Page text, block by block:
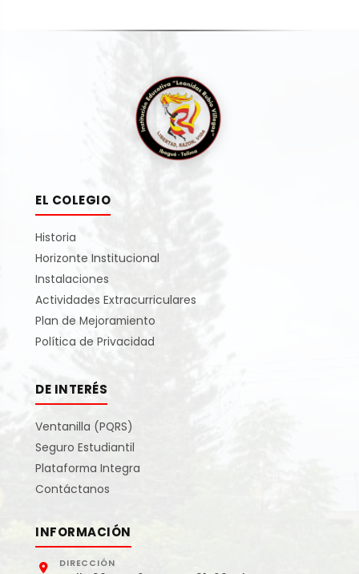
EL COLEGIO
Historia
Horizonte Institucional
Instalaciones
Actividades Extracurriculares
Plan de Mejoramiento
Política de Privacidad
DE INTERÉS
Ventanilla (PQRS)
Seguro Estudiantil
Plataforma Integra
Contáctanos
INFORMACIÓN
DIRECCIÓN